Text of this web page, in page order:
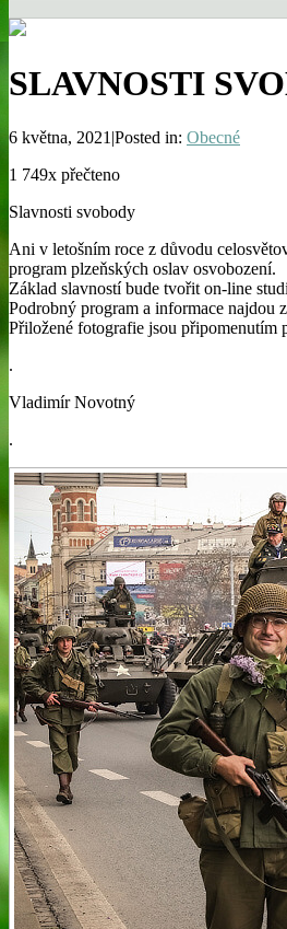
SLAVNOSTI
6 května, 2021|Posted in: Obecné
1 749x přečteno
Slavnosti svobody
Ani v letošním roce z důvodu
program plzeňských oslav osvobození.
Základ slavností bude tvořit on-line
Podrobný program a informace najdou
Přiložené fotografie jsou připomenutím
.
Vladimír Novotný
.